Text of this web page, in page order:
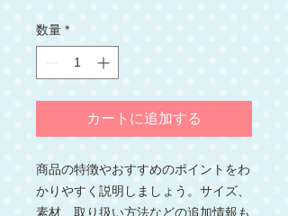
数量 *
カートに追加する
商品の特徴やおすすめのポイントをわ
かりやすく説明しましょう。サイズ、
素材、取り扱い方法などの追加情報も